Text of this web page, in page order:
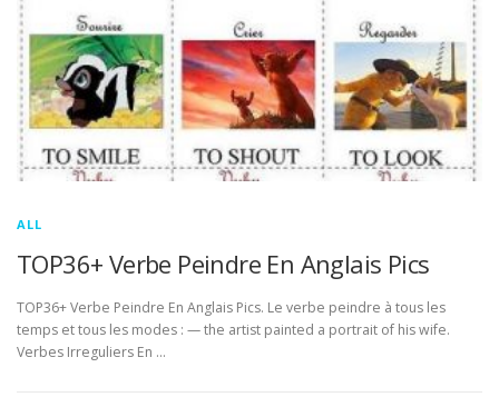
ALL
TOP36+ Verbe Peindre En Anglais Pics
TOP36+ Verbe Peindre En Anglais Pics. Le verbe peindre à tous les
temps et tous les modes : — the artist painted a portrait of his wife.
Verbes Irreguliers En …